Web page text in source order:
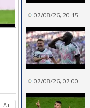
A+
07/08/26, 20:15
07/08/26, 07:00